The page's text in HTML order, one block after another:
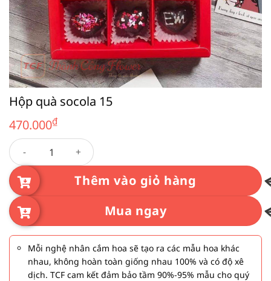
Hộp quà socola 15
470.000₫
Hộp quà socola 15 số lượng
Thêm vào giỏ hàng
Mua ngay
Mỗi nghệ nhân cắm hoa sẽ tạo ra các mẫu hoa khác
nhau, không hoàn toàn giống nhau 100% và có độ xê
dịch. TCF cam kết đảm bảo tầm 90%-95% mẫu cho quý